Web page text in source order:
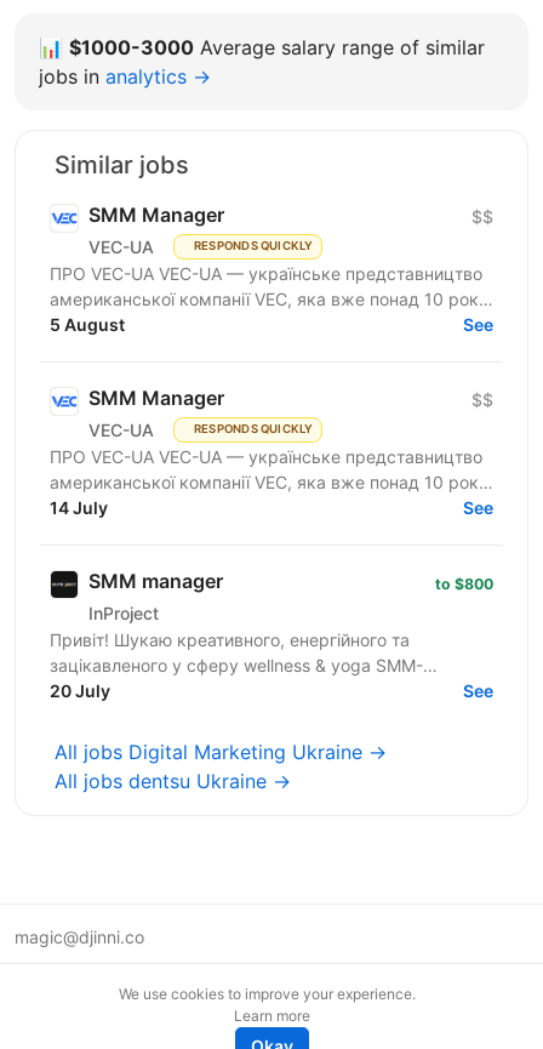
📊 $1000-3000 Average salary range of similar
jobs in analytics →
Similar jobs
SMM Manager
VEC-UA RESPONDS QUICKLY
$$
ПРО VEC-UA VEC-UA — українське представництво
американської компанії VEC, яка вже понад 10 років
трансформує будівельну галузь за допомогою BIM
5 August See
SMM Manager
VEC-UA RESPONDS QUICKLY
$$
ПРО VEC-UA VEC-UA — українське представництво
американської компанії VEC, яка вже понад 10 років
трансформує будівельну галузь за допомогою BIM
14 July See
SMM manager
InProject
to $800
Привіт! Шукаю креативного, енергійного та
зацікавленого у сферу wellness & yoga SMM-
менеджера з досвідом від 1 року. Якщо ти вмієш
20 July See
All jobs Digital Marketing Ukraine →
All jobs dentsu Ukraine →
magic@djinni.co
We use cookies to improve your experience.
Learn more